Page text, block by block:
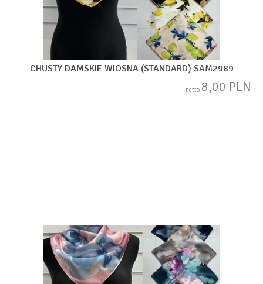
CHUSTY DAMSKIE WIOSNA (STANDARD) SAM2989
netto 8,00 PLN